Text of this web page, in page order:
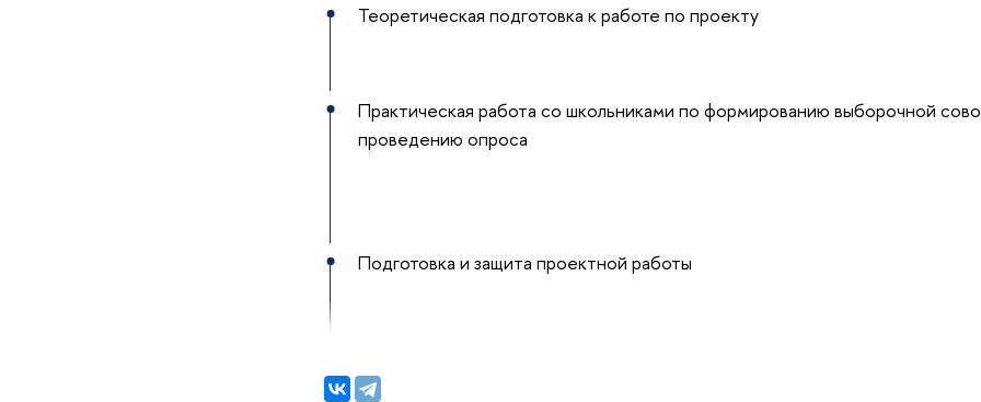
Теоретическая подготовка к работе по проекту
Практическая работа со школьниками по формированию выборочной
проведению опроса
Подготовка и защита проектной работы